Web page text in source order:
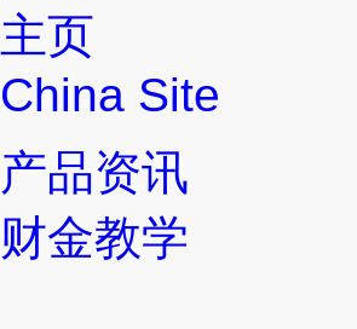
主页
China Site
产品资讯
财金教学